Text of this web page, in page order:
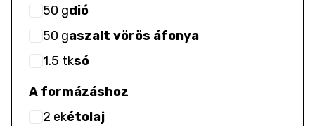
50 gdió
50 gaszalt vörös áfonya
1.5 tksó
A formázáshoz
2 ekétolaj